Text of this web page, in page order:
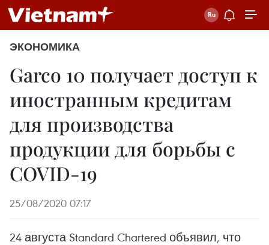
ЭКОНОМИКА
Garco 10 получает доступ к
иностранным кредитам
для производства
продукции для борьбы с
COVID-19
25/08/2020 07:17
24 августа Standard Chartered объявил, что